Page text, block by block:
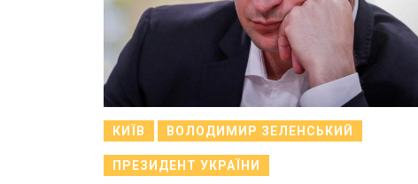
КИЇВ ВОЛОДИМИР ЗЕЛЕНСЬКИЙ
ПРЕЗИДЕНТ УКРАЇНИ